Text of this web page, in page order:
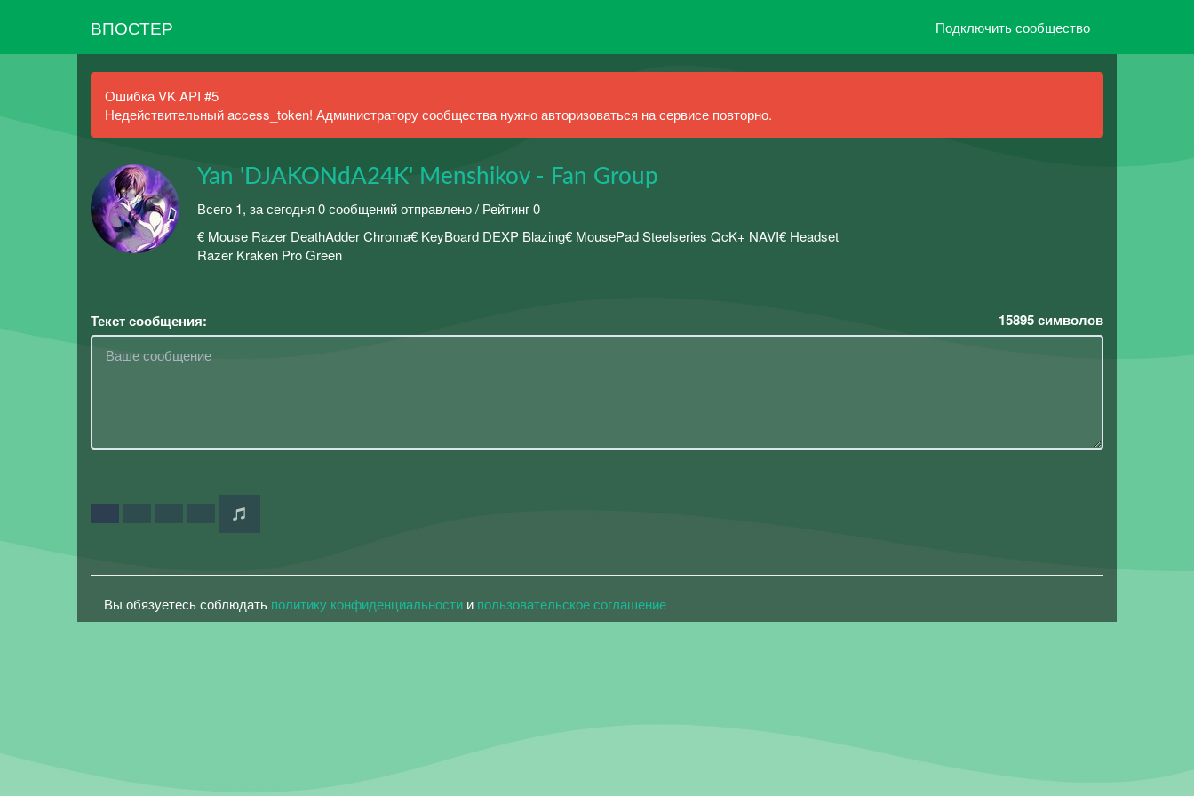
ВПОСТЕР Подключить сообщество
Ошибка VK API #5
Недействительный access_token! Администратору сообщества нужно авторизоваться на сервисе повторно.
Yan 'DJAKONdA24K' Menshikov - Fan Group
Всего 1, за сегодня 0 сообщений отправлено / Рейтинг 0
€ Mouse Razer DeathAdder Chroma€ KeyBoard DEXP Blazing€ MousePad Steelseries QcK+ NAVI€ Headset
Razer Kraken Pro Green
Текст сообщения: 15895символов
Вы обязуетесь соблюдать политику конфиденциальности и пользовательское соглашение